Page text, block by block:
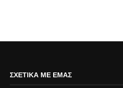
ΣΧΕΤΙΚΆ ΜΕ ΕΜΆΣ